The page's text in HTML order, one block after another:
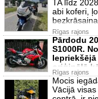
TA līdz
abi koferi,
Rīgas rajons
Pārdodu
S1000R.
oriģinālā
Rīgas rajons
Mocis
Vācijā